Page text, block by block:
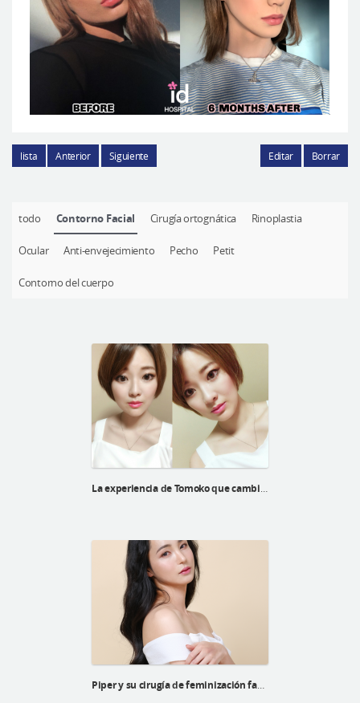
lista Anterior Siguiente Editar Borrar
todo Contorno Facial Cirugía ortognática Rinoplastia
Ocular Anti-envejecimiento Pecho Petit
Contorno del cuerpo
Piper y su cirugía de feminización facial superior de la línea Barbie